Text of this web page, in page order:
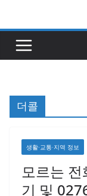
로
더콜
생활·교통·지역 정보
모르는
기 및